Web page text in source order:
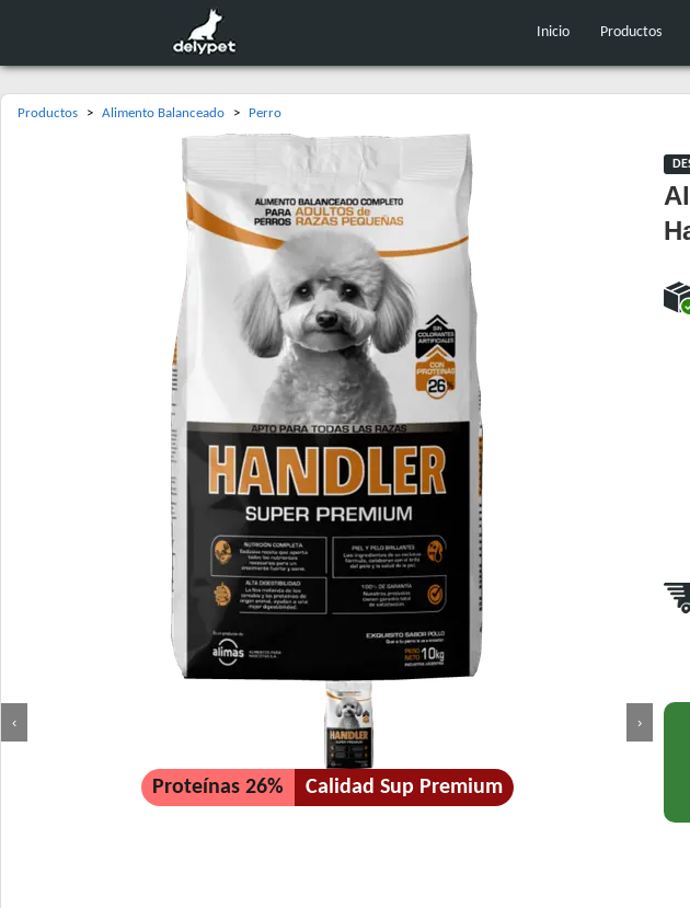
Inicio Productos
Productos > Alimento Balanceado > Perro
‹ ›
Proteínas 26% Calidad Sup Premium